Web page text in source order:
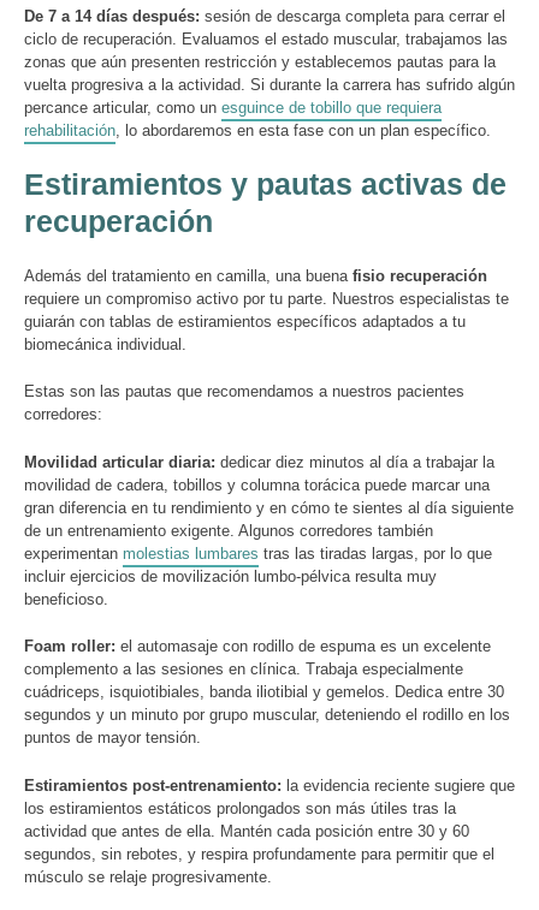
De 7 a 14 días después: sesión de descarga completa para cerrar el
ciclo de recuperación. Evaluamos el estado muscular, trabajamos las
zonas que aún presenten restricción y establecemos pautas para la
vuelta progresiva a la actividad. Si durante la carrera has sufrido algún
percance articular, como un esguince de tobillo que requiera
rehabilitación , lo abordaremos en esta fase con un plan específico.
Estiramientos y pautas activas de
recuperación
Además del tratamiento en camilla, una buena fisio recuperación
requiere un compromiso activo por tu parte. Nuestros especialistas te
guiarán con tablas de estiramientos específicos adaptados a tu
biomecánica individual.
Estas son las pautas que recomendamos a nuestros pacientes
corredores:
Movilidad articular diaria: dedicar diez minutos al día a trabajar la
movilidad de cadera, tobillos y columna torácica puede marcar una
gran diferencia en tu rendimiento y en cómo te sientes al día siguiente
de un entrenamiento exigente. Algunos corredores también
experimentan molestias lumbares tras las tiradas largas, por lo que
incluir ejercicios de movilización lumbo-pélvica resulta muy
beneficioso.
Foam roller: el automasaje con rodillo de espuma es un excelente
complemento a las sesiones en clínica. Trabaja especialmente
cuádriceps, isquiotibiales, banda iliotibial y gemelos. Dedica entre 30
segundos y un minuto por grupo muscular, deteniendo el rodillo en los
puntos de mayor tensión.
Estiramientos post-entrenamiento: la evidencia reciente sugiere que
los estiramientos estáticos prolongados son más útiles tras la
actividad que antes de ella. Mantén cada posición entre 30 y 60
segundos, sin rebotes, y respira profundamente para permitir que el
músculo se relaje progresivamente.